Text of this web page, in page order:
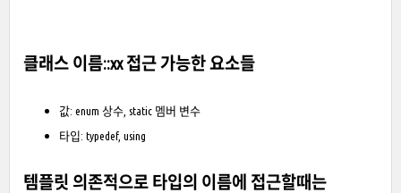
클래스 이름::xx 접근 가능한 요소들
값: enum 상수, static 멤버 변수
타입: typedef, using
템플릿 의존적으로 타입의 이름에 접근할때는